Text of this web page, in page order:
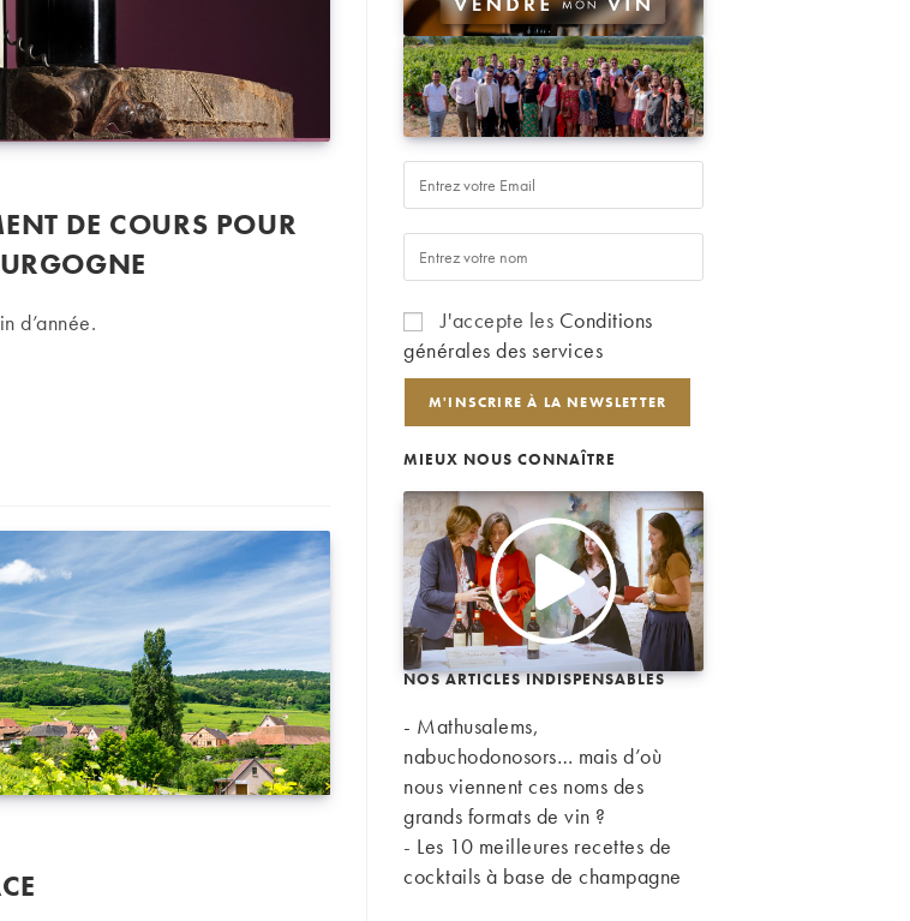
DE COURS POUR
d’année.
et les grands crus de Bourgogne
J'accepte les Conditions
générales des services
MIEUX NOUS CONNAÎTRE
NOS ARTICLES INDISPENSABLES
- Mathusalems,
nabuchodonosors… mais d’où
nous viennent ces noms des
grands formats de vin ?
- Les 10 meilleures recettes de
cocktails à base de champagne